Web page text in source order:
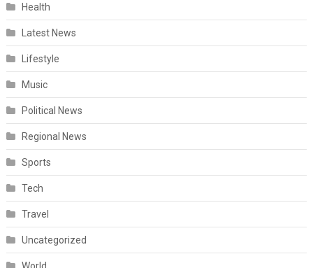
Health
Latest News
Lifestyle
Music
Political News
Regional News
Sports
Tech
Travel
Uncategorized
World